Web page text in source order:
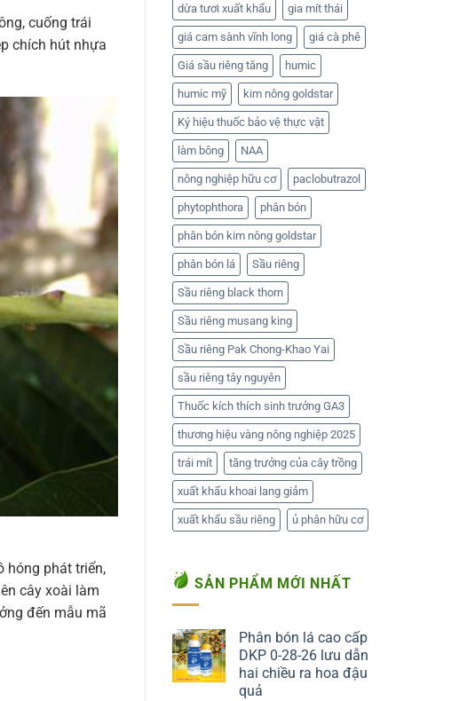
cuống trái
chích hút nhựa
hóng phát triển,
cây xoài làm
đến mẫu mã
dừa tươi xuất khẩu gia mít thái
giá cam sành vĩnh long giá cà phê
Giá sầu riêng tăng humic
humic mỹ kim nông goldstar
Ký hiệu thuốc bảo vệ thực vật
làm bông NAA
nông nghiệp hữu cơ paclobutrazol
phytophthora phân bón
phân bón kim nông goldstar
phân bón lá Sầu riêng
Sầu riêng black thorn
Sầu riêng musang king
Sầu riêng Pak Chong-Khao Yai
sầu riêng tây nguyên
Thuốc kích thích sinh trưởng GA3
thương hiệu vàng nông nghiệp 2025
trái mít tăng trưởng của cây trồng
xuất khẩu khoai lang giảm
xuất khẩu sầu riêng ủ phân hữu cơ
SẢN PHẨM MỚI NHẤT
Phân bón lá cao cấp
DKP 0-28-26 lưu dẫn
hai chiều ra hoa đậu
quả